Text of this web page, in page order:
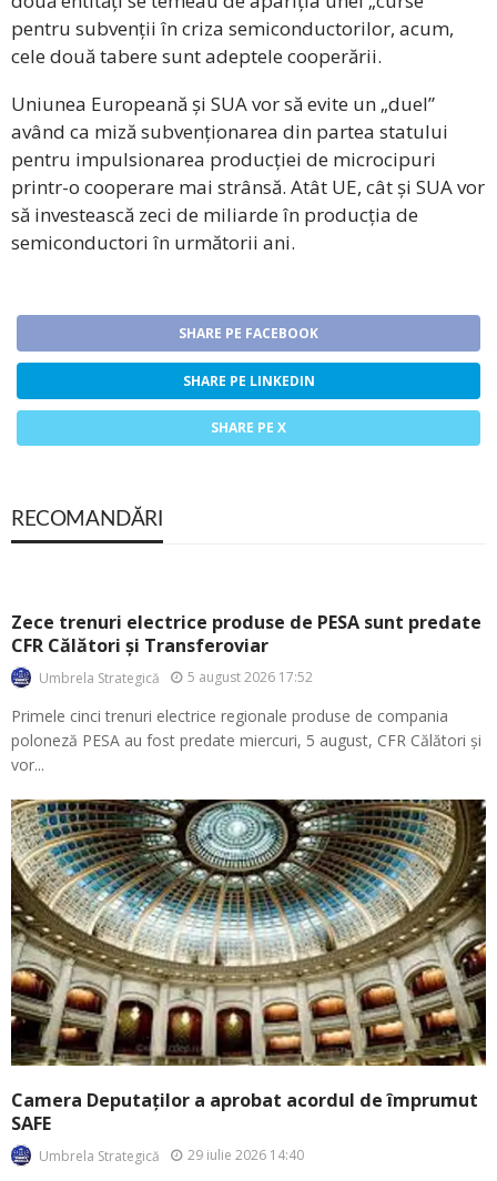
pentru subvenții în criza semiconductorilor, acum,
cele două tabere sunt adeptele cooperării.
Uniunea Europeană și SUA vor să evite un „duel”
având ca miză subvenționarea din partea statului
pentru impulsionarea producției de microcipuri
printr-o cooperare mai strânsă. Atât UE, cât și SUA vor
să investească zeci de miliarde în producția de
semiconductori în următorii ani.
SHARE PE FACEBOOK
SHARE PE LINKEDIN
SHARE PE X
RECOMANDĂRI
Zece trenuri electrice produse de PESA sunt predate
CFR Călători și Transferoviar
Umbrela Strategică 5 august 2026 17:52
Primele cinci trenuri electrice regionale produse de compania
poloneză PESA au fost predate miercuri, 5 august, CFR Călători și
vor...
Camera Deputaților a aprobat acordul de împrumut
SAFE
Umbrela Strategică 29 iulie 2026 14:40